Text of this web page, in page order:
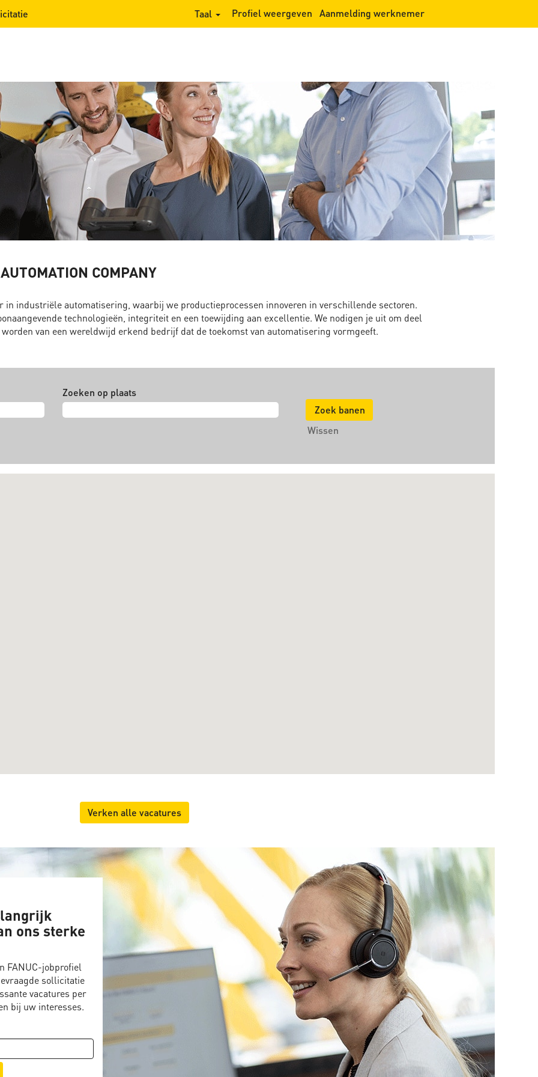
Taal Profiel weergeven Aanmelding werknemer
COMPANY
industriële automatisering, waarbij we productieprocessen innoveren in verschillende sectoren.
technologieën, integriteit en een toewijding aan excellentie. We nodigen je uit om deel
van een wereldwijd erkend bedrijf dat de toekomst van automatisering vormgeeft.
Zoeken op plaats
Wissen
Verken alle vacatures
ons sterke
FANUC-jobprofiel
sollicitatie
vacatures per
bij uw interesses.